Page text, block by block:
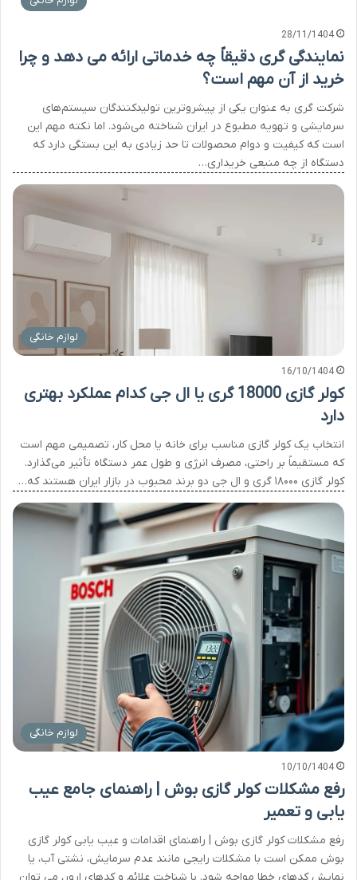
28/11/1404
نمایندگی گری دقیقاً چه خدماتی ارائه می دهد و چرا
خرید از آن مهم است؟
شرکت گری به عنوان یکی از پیشروترین تولیدکنندگان سیستم‌های
سرمایشی و تهویه مطبوع در ایران شناخته می‌شود. اما نکته مهم این
است که کیفیت و دوام محصولات تا حد زیادی به این بستگی دارد که
دستگاه از چه منبعی خریداری…
لوازم خانگی
16/10/1404
کولر گازی 18000 گری یا ال جی کدام عملکرد بهتری
دارد
انتخاب یک کولر گازی مناسب برای خانه یا محل کار، تصمیمی مهم است
که مستقیماً بر راحتی، مصرف انرژی و طول عمر دستگاه تأثیر می‌گذارد.
کولر گازی ۱۸۰۰۰ گری و ال جی دو برند محبوب در بازار ایران هستند که…
لوازم خانگی
10/10/1404
رفع مشکلات کولر گازی بوش | راهنمای جامع عیب
یابی و تعمیر
رفع مشکلات کولر گازی بوش | راهنمای اقدامات و عیب یابی کولر گازی
بوش ممکن است با مشکلات رایجی مانند عدم سرمایش، نشتی آب، یا